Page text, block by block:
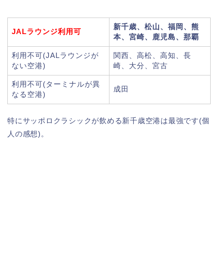
JALラウンジ利用可
新千歳、松山、福岡、熊
本、宮崎、鹿児島、那覇
利用不可(JALラウンジが
ない空港)
関西、高松、高知、長
崎、大分、宮古
利用不可(ターミナルが異
なる空港)
成田
特にサッポロクラシックが飲める新千歳空港は最強です(個
人の感想)。